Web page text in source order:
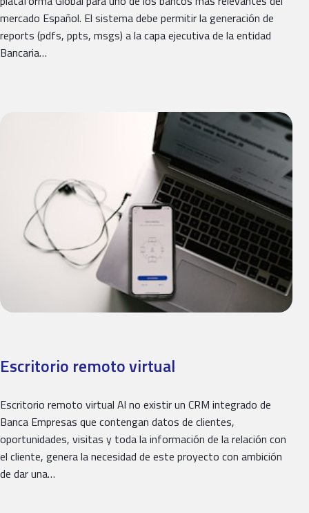
mercado Español. El sistema debe permitir la generación de
reports (pdfs, ppts, msgs) a la capa ejecutiva de la entidad
Bancaria…
Escritorio remoto virtual
Escritorio remoto virtual Al no existir un CRM integrado de
Banca Empresas que contengan datos de clientes,
oportunidades, visitas y toda la información de la relación con
el cliente, genera la necesidad de este proyecto con ambición
de dar una…